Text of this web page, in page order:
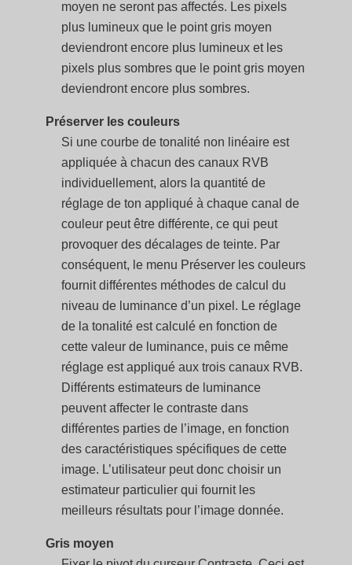
moyen ne seront pas affectés. Les pixels
plus lumineux que le point gris moyen
deviendront encore plus lumineux et les
pixels plus sombres que le point gris moyen
deviendront encore plus sombres.
Préserver les couleurs
Si une courbe de tonalité non linéaire est
appliquée à chacun des canaux RVB
individuellement, alors la quantité de
réglage de ton appliqué à chaque canal de
couleur peut être différente, ce qui peut
provoquer des décalages de teinte. Par
conséquent, le menu Préserver les couleurs
fournit différentes méthodes de calcul du
niveau de luminance d’un pixel. Le réglage
de la tonalité est calculé en fonction de
cette valeur de luminance, puis ce même
réglage est appliqué aux trois canaux RVB.
Différents estimateurs de luminance
peuvent affecter le contraste dans
différentes parties de l’image, en fonction
des caractéristiques spécifiques de cette
image. L’utilisateur peut donc choisir un
estimateur particulier qui fournit les
meilleurs résultats pour l’image donnée.
Gris moyen